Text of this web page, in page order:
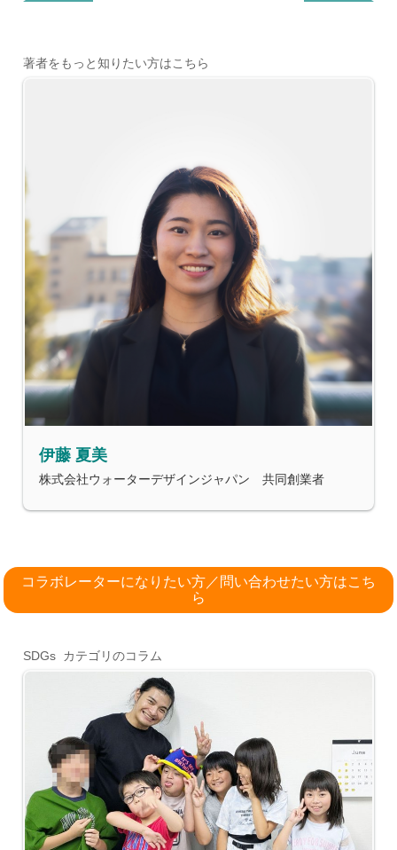
著者をもっと知りたい方はこちら
伊藤 夏美
株式会社ウォーターデザインジャパン 共同創業者
コラボレーターになりたい方／問い合わせたい方はこち
ら
SDGs カテゴリのコラム